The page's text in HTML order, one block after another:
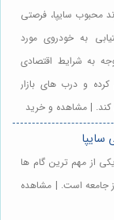
محبوب سایپا، فرصتی
به خودروی مورد
به شرایط اقتصادی
کرده و درب های بازار
کند. | مشاهده و خرید
از مهم ترین گام ها
جامعه است. | مشاهده